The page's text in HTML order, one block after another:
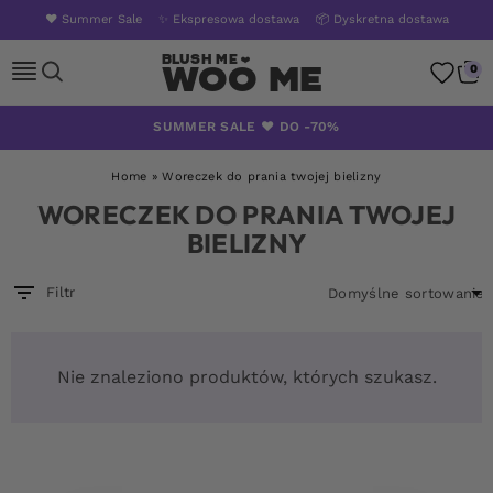
❤️ Summer Sale ✨ Ekspresowa dostawa 📦 Dyskretna dostawa
Woo Me 0
SUMMER SALE ❤️ DO -70%
Home »Woreczek do prania twojej bielizny
WORECZEK DO PRANIA TWOJEJ
BIELIZNY
Filtr
Nie znaleziono produktów, których szukasz.